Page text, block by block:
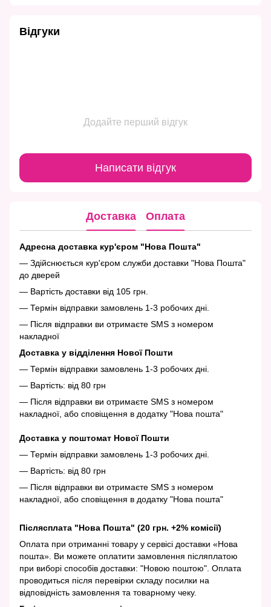
Відгуки
Додайте перший відгук
Написати відгук
Доставка Оплата
Адресна доставка кур'єром "Нова Пошта"
— Здійснюється кур'єром служби доставки "Нова Пошта"
до дверей
— Вартість доставки від 105 грн.
— Термін відправки замовлень 1-3 робочих дні.
— Після відправки ви отримаєте SMS з номером
накладної
Доставка у відділення Нової Пошти
— Термін відправки замовлень 1-3 робочих дні.
— Вартість: від 80 грн
— Після відправки ви отримаєте SMS з номером
накладної, або сповіщення в додатку "Нова пошта"
Доставка у поштомат Нової Пошти
— Термін відправки замовлень 1-3 робочих дні.
— Вартість: від 80 грн
— Після відправки ви отримаєте SMS з номером
накладної, або сповіщення в додатку "Нова пошта"
Післясплата "Нова Пошта" (20 грн. +2% комісії)
Оплата при отриманні товару у сервісі доставки «Нова
пошта». Ви можете оплатити замовлення післяплатою
при виборі способів доставки: "Новою поштою". Оплата
проводиться після перевірки складу посилки на
відповідність замовлення та товарному чеку.